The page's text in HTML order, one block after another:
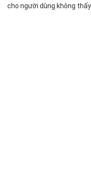
cho người dùng không